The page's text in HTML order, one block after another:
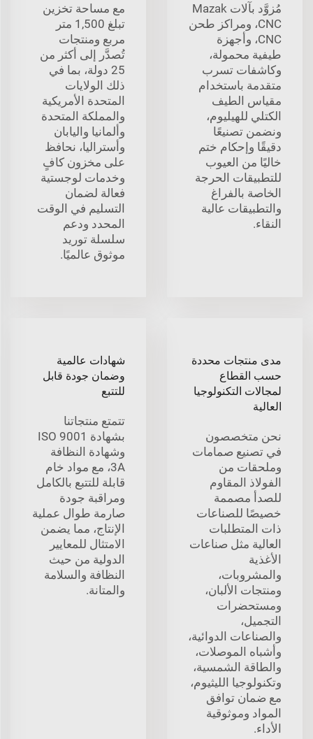
مُزوَّد بآلات Mazak
CNC، ومراكز طحن
CNC، وأجهزة
طيفية محمولة،
وكاشفات تسرب
متقدمة باستخدام
مقياس الطيف
الكتلي للهيليوم،
ونضمن تصنيعًا
دقيقًا وإحكام ختم
خاليًا من العيوب
للتطبيقات الحرجة
الخاصة بالفراغ
والتطبيقات عالية
النقاء.
مع مساحة تخزين
تبلغ 1,500 متر
مربع ومنتجات
تُصدَّر إلى أكثر من
25 دولة، بما في
ذلك الولايات
المتحدة الأمريكية
والمملكة المتحدة
وألمانيا واليابان
وأستراليا، نحافظ
على مخزون كافٍ
وخدمات لوجستية
فعالة لضمان
التسليم في الوقت
المحدد ودعم
سلسلة توريد
موثوق عالميًا.
مدى منتجات محددة
حسب القطاع
لمجالات التكنولوجيا
العالية
نحن متخصصون
في تصنيع صمامات
وملحقات من
الفولاذ المقاوم
للصدأ مصممة
خصيصًا للصناعات
ذات المتطلبات
العالية مثل صناعات
الأغذية
والمشروبات،
ومنتجات الألبان،
ومستحضرات
التجميل،
والصناعات الدوائية،
وأشباه الموصلات،
والطاقة الشمسية،
وتكنولوجيا الليثيوم،
مع ضمان توافق
المواد وموثوقية
الأداء.
شهادات عالمية
وضمان جودة قابل
للتتبع
تتمتع منتجاتنا
بشهادة ISO 9001
وشهادة النظافة
3A، مع مواد خام
قابلة للتتبع بالكامل
ومراقبة جودة
صارمة طوال عملية
الإنتاج، مما يضمن
الامتثال للمعايير
الدولية من حيث
النظافة والسلامة
والمتانة.